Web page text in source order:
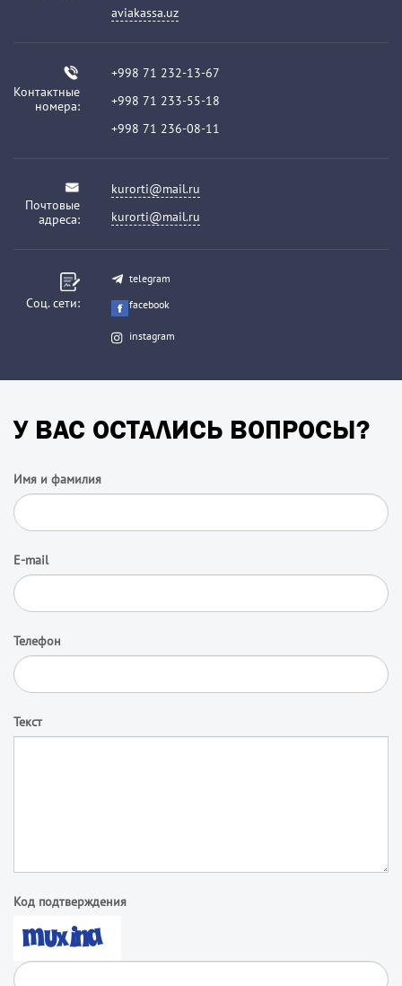
aviakassa.uz
Контактные
номера:
+998 71 232-13-67
+998 71 233-55-18
+998 71 236-08-11
Почтовые
адреса:
kurorti@mail.ru
kurorti@mail.ru
Соц. сети:
telegram
facebook
instagram
У ВАС ОСТАЛИСЬ ВОПРОСЫ?
Имя и фамилия
E-mail
Телефон
Текст
Код подтверждения